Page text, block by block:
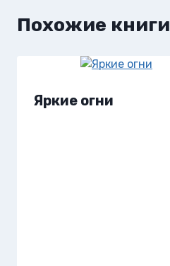
Похожие книги
Яркие огни